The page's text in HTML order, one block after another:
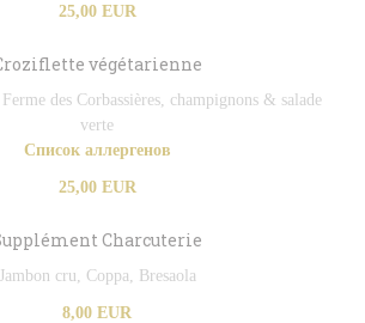
25,00 EUR
végétarienne
des Corbassières, champignons & salade
verte
Список аллергенов
25,00 EUR
Charcuterie
Jambon cru, Coppa, Bresaola
8,00 EUR